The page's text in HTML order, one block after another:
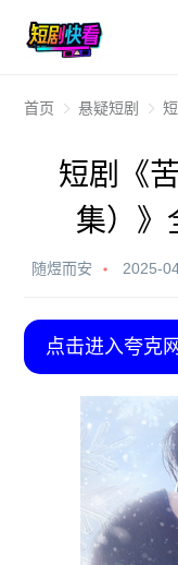
首页 悬疑短剧 短
短剧《
集）》
随煜而安 2025-
点击进入夸克